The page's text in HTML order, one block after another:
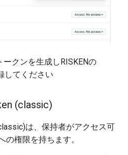
ークンを生成しRISKENの
してください
(classic)
は、保持者がアクセス可
の権限を持ちます。